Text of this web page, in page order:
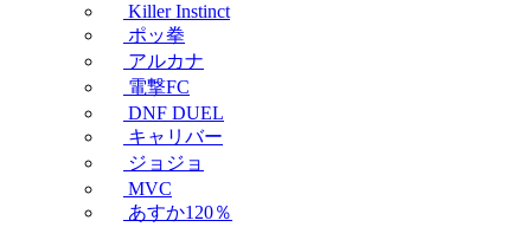
Killer Instinct
ポッ拳
アルカナ
電撃FC
DNF DUEL
キャリバー
ジョジョ
MVC
あすか120％